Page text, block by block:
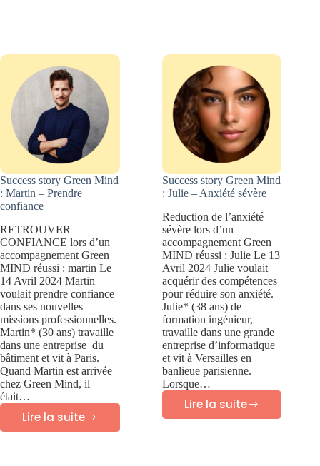
alimentaire
Décider
Success story Green Mind
: Martin – Prendre
confiance
RETROUVER
CONFIANCE lors d’un
accompagnement Green
MIND réussi : martin Le
14 Avril 2024 Martin
voulait prendre confiance
dans ses nouvelles
missions professionnelles.
Martin* (30 ans) travaille
dans une entreprise du
bâtiment et vit à Paris.
Quand Martin est arrivée
chez Green Mind, il
était…
Lire la suite
Success story Green Mind
: Julie – Anxiété sévère
Reduction de l’anxiété
sévère lors d’un
accompagnement Green
MIND réussi : Julie Le 13
Avril 2024 Julie voulait
acquérir des compétences
pour réduire son anxiété.
Julie* (38 ans) de
formation ingénieur,
travaille dans une grande
entreprise d’informatique
et vit à Versailles en
banlieue parisienne.
Lorsque…
Lire la suite